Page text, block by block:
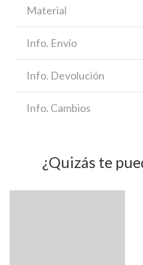
Material
Info. Envío
Info. Devolución
Info. Cambios
¿Quizás te